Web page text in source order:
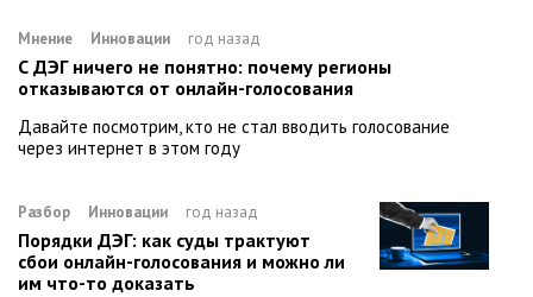
Мнение Инновации год назад
С ДЭГ ничего не понятно: почему регионы
отказываются от онлайн-голосования
Давайте посмотрим, кто не стал вводить голосование
через интернет в этом году
Разбор Инновации год назад
Порядки ДЭГ: как суды трактуют
сбои онлайн-голосования и можно ли
им что-то доказать